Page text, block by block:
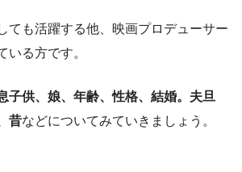
ても活躍する他、映画プロデューサー
いる方です。
子供、娘、年齢、性格、結婚。夫旦
昔などについてみていきましょう。